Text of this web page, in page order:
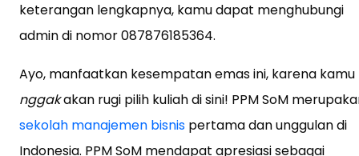
keterangan lengkapnya, kamu dapat menghubungi
admin di nomor 087876185364.
Ayo, manfaatkan kesempatan emas ini, karena kamu
nggakakan rugi pilih kuliah di sini! PPM SoM
sekolah manajemen bisnis pertama dan unggulan di
Indonesia. PPM SoM mendapat apresiasi sebagai